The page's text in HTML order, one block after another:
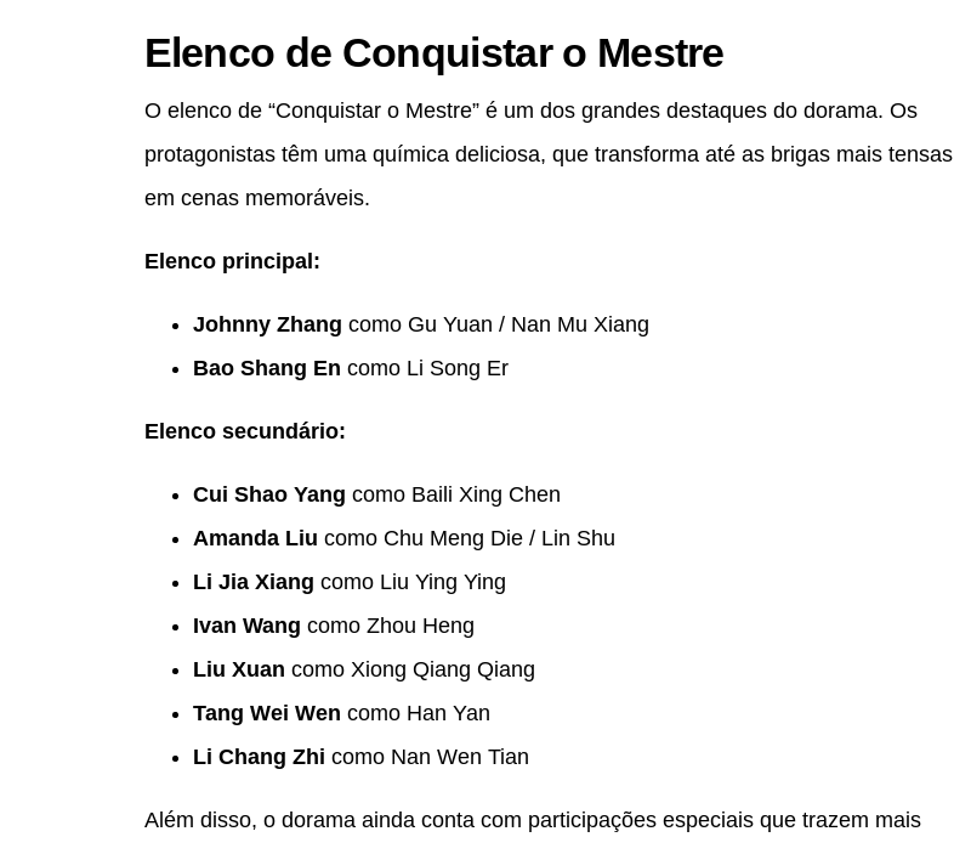
Elenco de Conquistar o Mestre
O elenco de “Conquistar o Mestre” é um dos grandes destaques do dorama. Os
protagonistas têm uma química deliciosa, que transforma até as brigas mais tensas
em cenas memoráveis.
Elenco principal:
Johnny Zhang como Gu Yuan / Nan Mu Xiang
Bao Shang En como Li Song Er
Elenco secundário:
Cui Shao Yang como Baili Xing Chen
Amanda Liu como Chu Meng Die / Lin Shu
Li Jia Xiang como Liu Ying Ying
Ivan Wang como Zhou Heng
Liu Xuan como Xiong Qiang Qiang
Tang Wei Wen como Han Yan
Li Chang Zhi como Nan Wen Tian
Além disso, o dorama ainda conta com participações especiais que trazem mais